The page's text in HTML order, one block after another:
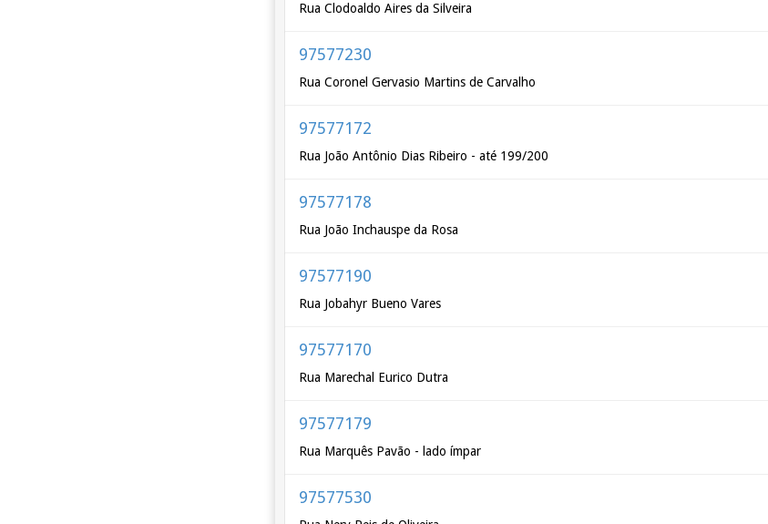
Rua Clodoaldo Aires da Silveira
97577230
Rua Coronel Gervasio Martins de Carvalho
97577172
Rua João Antônio Dias Ribeiro - até 199/200
97577178
Rua João Inchauspe da Rosa
97577190
Rua Jobahyr Bueno Vares
97577170
Rua Marechal Eurico Dutra
97577179
Rua Marquês Pavão - lado ímpar
97577530